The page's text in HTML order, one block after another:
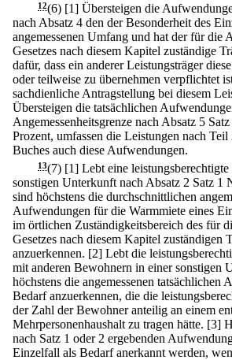
12(6) [1] Übersteigen die
nach Absatz 4 den der Besonderheit des
angemessenen Umfang und hat der für die
Gesetzes nach diesem Kapitel zuständige
dafür, dass ein anderer Leistungsträger
oder teilweise zu übernehmen verpflichtet
sachdienliche Antragstellung bei diesem
Übersteigen die tatsächlichen
Angemessenheitsgrenze nach Absatz 5
Prozent, umfassen die Leistungen nach Teil
Buches auch diese Aufwendungen.
13(7) [1] Lebt eine
sonstigen Unterkunft nach Absatz 2 Satz 1
sind höchstens die durchschnittlichen
Aufwendungen für die Warmmiete eines
im örtlichen Zuständigkeitsbereich des für
Gesetzes nach diesem Kapitel zuständigen
anzuerkennen. [2] Lebt die
mit anderen Bewohnern in einer sonstigen
höchstens die angemessenen tatsächlichen
Bedarf anzuerkennen, die die
der Zahl der Bewohner anteilig an einem
Mehrpersonenhaushalt zu tragen hätte. [3]
nach Satz 1 oder 2 ergebenden
Einzelfall als Bedarf anerkannt werden,